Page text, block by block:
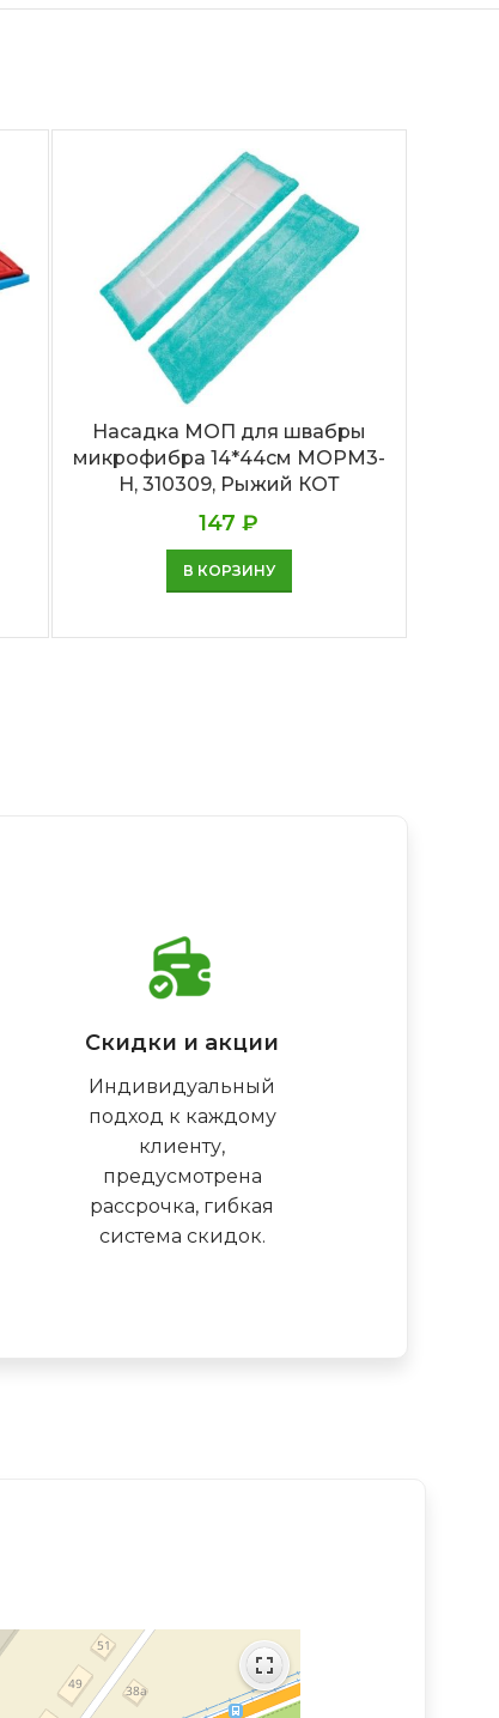
Насадка МОП для швабры
микрофибра 14*44см MOPM3-
H, 310309, Рыжий КОТ
147₽
В КОРЗИНУ
Скидки и акции
Индивидуальный
подход к каждому
клиенту,
предусмотрена
рассрочка, гибкая
система скидок.